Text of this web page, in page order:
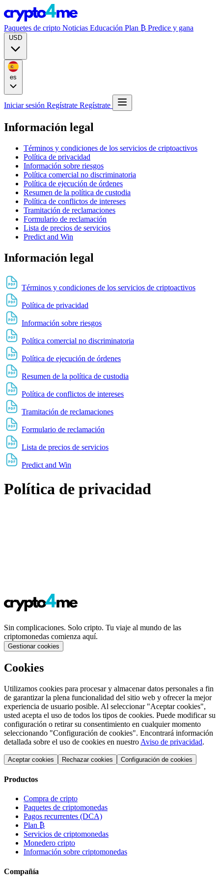
Paquetes de cripto Noticias Educación Plan ₿ Predice y gana
Iniciar sesión Regístrate Regístrate
Información legal
Términos y condiciones de los servicios de criptoactivos
Política de privacidad
Información sobre riesgos
Política comercial no discriminatoria
Política de ejecución de órdenes
Resumen de la política de custodia
Política de conflictos de intereses
Tramitación de reclamaciones
Formulario de reclamación
Lista de precios de servicios
Predict and Win
Información legal
Términos y condiciones de los servicios de criptoactivos
Política de privacidad
Información sobre riesgos
Política comercial no discriminatoria
Política de ejecución de órdenes
Resumen de la política de custodia
Política de conflictos de intereses
Tramitación de reclamaciones
Formulario de reclamación
Lista de precios de servicios
Predict and Win
Política de privacidad
Sin complicaciones. Solo cripto. Tu viaje al mundo de las
criptomonedas comienza aquí.
Gestionar cookies
Cookies
Utilizamos cookies para procesar y almacenar datos personales a fin
de garantizar la plena funcionalidad del sitio web y ofrecer la mejor
experiencia de usuario posible. Al seleccionar "Aceptar cookies",
usted acepta el uso de todos los tipos de cookies. Puede modificar su
configuración o retirar su consentimiento en cualquier momento
seleccionando "Configuración de cookies". Encontrará información
detallada sobre el uso de cookies en nuestro Aviso de privacidad.
Aceptar cookies Rechazar cookies Configuración de cookies
Productos
Compra de cripto
Paquetes de criptomonedas
Pagos recurrentes (DCA)
Plan ₿
Servicios de criptomonedas
Monedero cripto
Información sobre criptomonedas
Compañía